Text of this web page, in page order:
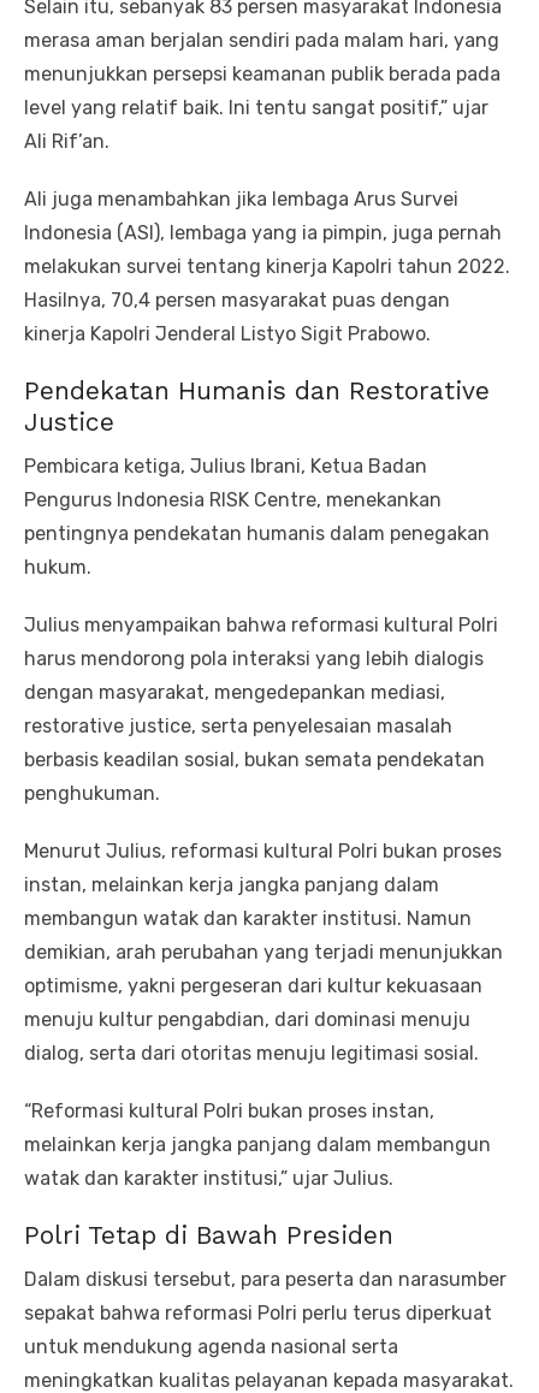
Selain itu, sebanyak 83 persen masyarakat Indonesia
merasa aman berjalan sendiri pada malam hari, yang
menunjukkan persepsi keamanan publik berada pada
level yang relatif baik. Ini tentu sangat positif,” ujar
Ali Rif’an.
Ali juga menambahkan jika lembaga Arus Survei
Indonesia (ASI), lembaga yang ia pimpin, juga pernah
melakukan survei tentang kinerja Kapolri tahun 2022.
Hasilnya, 70,4 persen masyarakat puas dengan
kinerja Kapolri Jenderal Listyo Sigit Prabowo.
Pendekatan Humanis dan Restorative
Justice
Pembicara ketiga, Julius Ibrani, Ketua Badan
Pengurus Indonesia RISK Centre, menekankan
pentingnya pendekatan humanis dalam penegakan
hukum.
Julius menyampaikan bahwa reformasi kultural Polri
harus mendorong pola interaksi yang lebih dialogis
dengan masyarakat, mengedepankan mediasi,
restorative justice, serta penyelesaian masalah
berbasis keadilan sosial, bukan semata pendekatan
penghukuman.
Menurut Julius, reformasi kultural Polri bukan proses
instan, melainkan kerja jangka panjang dalam
membangun watak dan karakter institusi. Namun
demikian, arah perubahan yang terjadi menunjukkan
optimisme, yakni pergeseran dari kultur kekuasaan
menuju kultur pengabdian, dari dominasi menuju
dialog, serta dari otoritas menuju legitimasi sosial.
“Reformasi kultural Polri bukan proses instan,
melainkan kerja jangka panjang dalam membangun
watak dan karakter institusi,” ujar Julius.
Polri Tetap di Bawah Presiden
Dalam diskusi tersebut, para peserta dan narasumber
sepakat bahwa reformasi Polri perlu terus diperkuat
untuk mendukung agenda nasional serta
meningkatkan kualitas pelayanan kepada masyarakat.